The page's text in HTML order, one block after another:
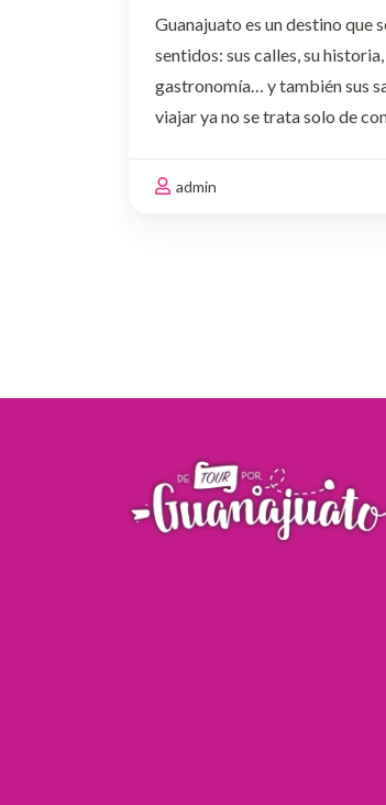
Guanajuato es un destino que
sentidos: sus calles, su historia,
gastronomía… y también sus
viajar ya no se trata solo de
compartir momentos y
admin